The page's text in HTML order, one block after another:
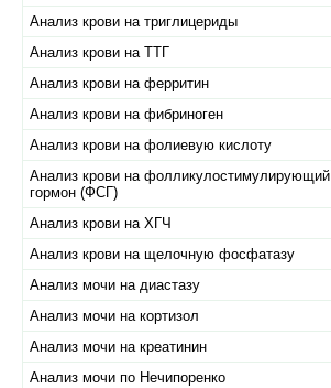
Анализ крови на триглицериды
Анализ крови на ТТГ
Анализ крови на ферритин
Анализ крови на фибриноген
Анализ крови на фолиевую кислоту
Анализ крови на фолликулостимулирующий
гормон (ФСГ)
Анализ крови на ХГЧ
Анализ крови на щелочную фосфатазу
Анализ мочи на диастазу
Анализ мочи на кортизол
Анализ мочи на креатинин
Анализ мочи по Нечипоренко